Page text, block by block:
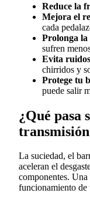
Reduce la
Mejora el
cada
Prolonga
sufren
Evita
chirridos y
Protege tu
puede salir
¿Qué pasa
La suciedad, el
aceleran el
componentes. Una
funcionamiento de